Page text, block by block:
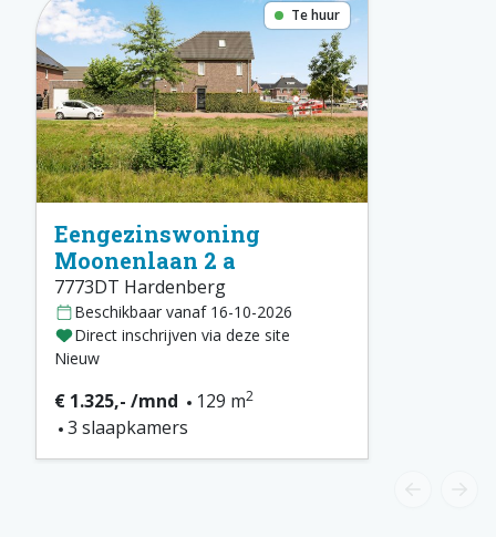
Te huur
Eengezinswoning
Moonenlaan 2 a
7773DT Hardenberg
Beschikbaar vanaf 16-10-2026
Direct inschrijven via deze site
Nieuw
€ 1.325,- /mnd 129 m2
3 slaapkamers